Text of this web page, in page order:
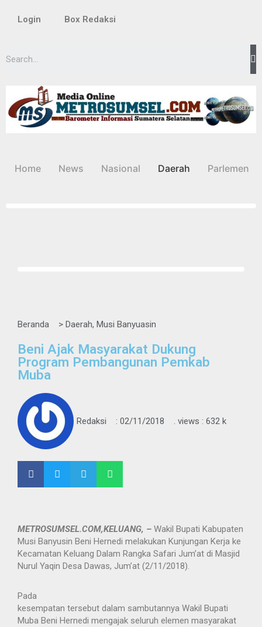
konten
Login Box Redaksi
Home News Nasional Daerah Parlemen
Beranda > Daerah, Musi Banyuasin
Beni Ajak Masyarakat Dukung
Program Pembangunan Pemkab
Muba
Redaksi : 02/11/2018 . views : 632 k
METROSUMSEL.COM,KELUANG, – Wakil Bupati Kabupaten
Musi Banyusin Beni Hernedi melakukan Kunjungan Kerja ke
Kecamatan Keluang Dalam Rangka Safari Jum’at di Masjid
Nurul Yaqin Desa Dawas, Jum’at (2/11/2018).
Pada
kesempatan tersebut dalam sambutannya Wakil Bupati
Muba Beni Hernedi mengajak seluruh elemen masyarakat